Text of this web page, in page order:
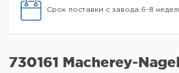
Срок поставки с завода 6-8
730161 Macherey-